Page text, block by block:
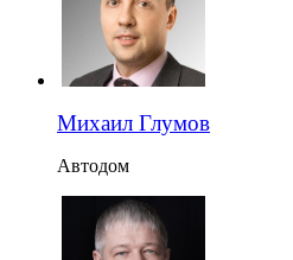
Михаил Глумов
Автодом